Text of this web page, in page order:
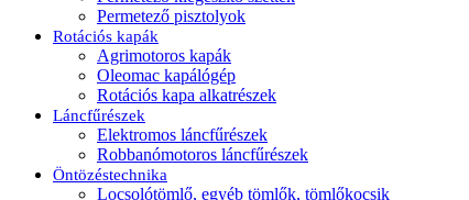
Permetező pisztolyok
Rotációs kapák
Agrimotoros kapák
Oleomac kapálógép
Rotációs kapa alkatrészek
Láncfűrészek
Elektromos láncfűrészek
Robbanómotoros láncfűrészek
Öntözéstechnika
Locsolótömlő, egyéb tömlők, tömlőkocsik